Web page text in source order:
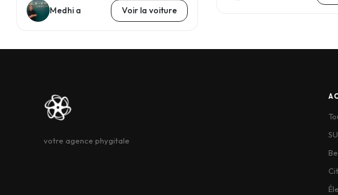
Medhi a Voir la voiture
votre agence phygitale